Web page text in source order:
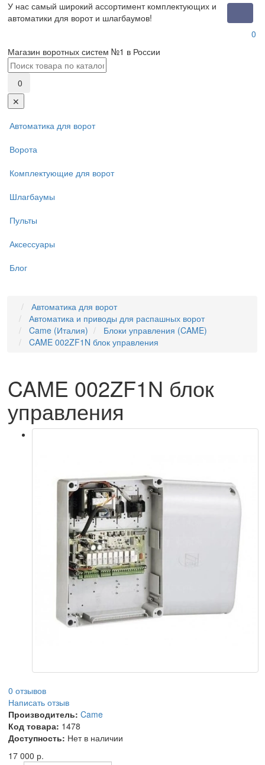
У нас самый широкий ассортимент комплектующих и
автоматики для ворот и шлагбаумов!
0
Магазин воротных систем №1 в России
0
✕
Автоматика для ворот
Ворота
Комплектующие для ворот
Шлагбаумы
Пульты
Аксессуары
Блог
Автоматика для ворот
Автоматика и приводы для распашных ворот
Came (Италия)
Блоки управления (CAME)
CAME 002ZF1N блок управления
CAME 002ZF1N блок
управления
0 отзывов
Написать отзыв
Производитель: Came
Код товара: 1478
Доступность: Нет в наличии
17 000 р.